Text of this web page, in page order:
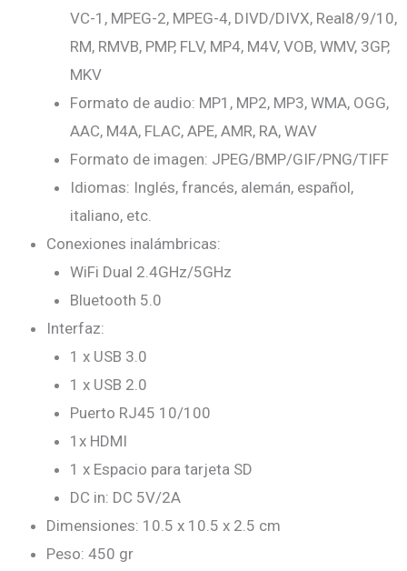
VC-1, MPEG-2, MPEG-4, DIVD/DIVX, Real8/9/10,
RM, RMVB, PMP, FLV, MP4, M4V, VOB, WMV, 3GP,
MKV
Formato de audio: MP1, MP2, MP3, WMA, OGG,
AAC, M4A, FLAC, APE, AMR, RA, WAV
Formato de imagen: JPEG/BMP/GIF/PNG/TIFF
Idiomas: Inglés, francés, alemán, español,
italiano, etc.
Conexiones inalámbricas:
WiFi Dual 2.4GHz/5GHz
Bluetooth 5.0
Interfaz:
1 x USB 3.0
1 x USB 2.0
Puerto RJ45 10/100
1x HDMI
1 x Espacio para tarjeta SD
DC in: DC 5V/2A
Dimensiones: 10.5 x 10.5 x 2.5 cm
Peso: 450 gr